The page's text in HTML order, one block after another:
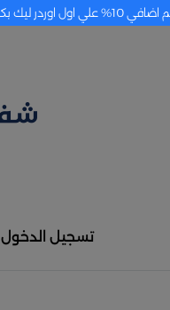
تسجيل الدخول
علي اول اوردر ليك بكوبون